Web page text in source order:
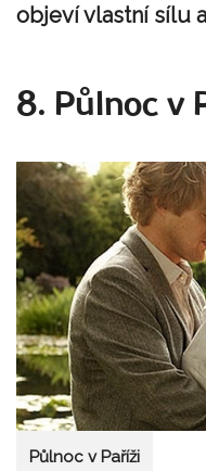
objeví vlastní sílu
8. Půlnoc v
Půlnoc v Paříži